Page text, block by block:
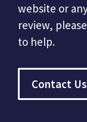
website or
review,
to help.
Contact Us